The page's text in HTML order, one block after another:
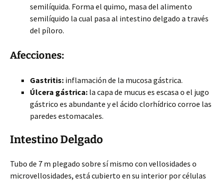
semilíquida. Forma el quimo, masa del alimento
semilíquido la cual pasa al intestino delgado a través
del píloro.
Afecciones:
Gastritis: inflamación de la mucosa gástrica.
Úlcera gástrica: la capa de mucus es escasa o el jugo
gástrico es abundante y el ácido clorhídrico corroe las
paredes estomacales.
Intestino Delgado
Tubo de 7 m plegado sobre sí mismo con vellosidades o
microvellosidades, está cubierto en su interior por células